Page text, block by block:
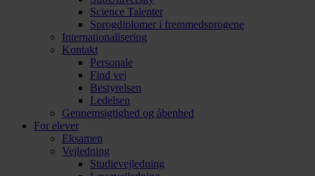
Science Talenter
Sprogdiplomer i fremmedsprogene
Internationalisering
Kontakt
Personale
Find vej
Bestyrelsen
Ledelsen
Gennemsigtighed og åbenhed
For elever
Eksamen
Vejledning
Studievejledning